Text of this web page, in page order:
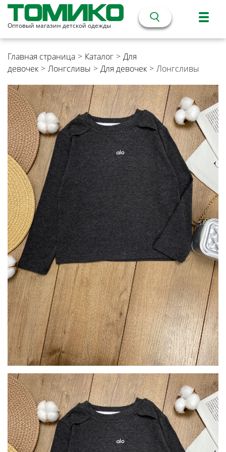
Оптовый магазин детской одежды
Главная страница > Каталог > Для
девочек > Лонгсливы > Для девочек > Лонгсливы